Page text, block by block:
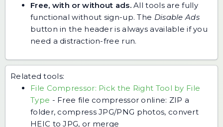
Free, with or without ads.All tools are fully
functional without sign-up. The Disable Ads
button in the header is always available if you
need a distraction-free run.
Related tools:
File Compressor: Pick the Right Tool by File
Type - Free file compressor online: ZIP a
folder, compress JPG/PNG photos, convert
HEIC to JPG, or merge